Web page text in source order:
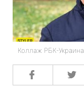
Коллаж РБК-Украина